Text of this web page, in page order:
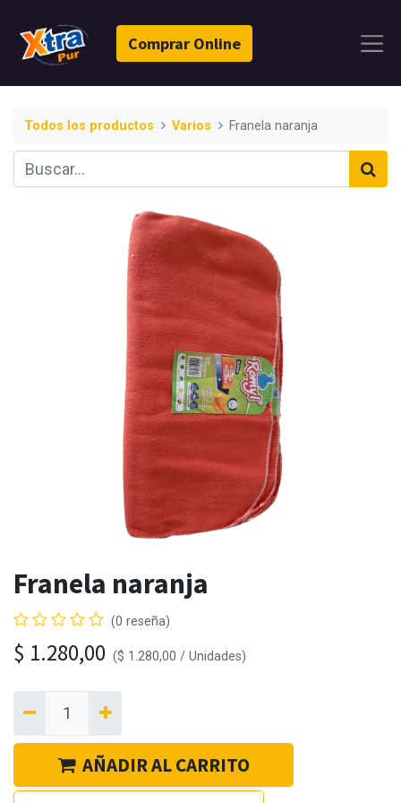
Comprar Online
Todos los productos Varios Franela naranja
Franela naranja
(0 reseña)
$ 1.280,00 ($ 1.280,00 / Unidades)
AÑADIR AL CARRITO